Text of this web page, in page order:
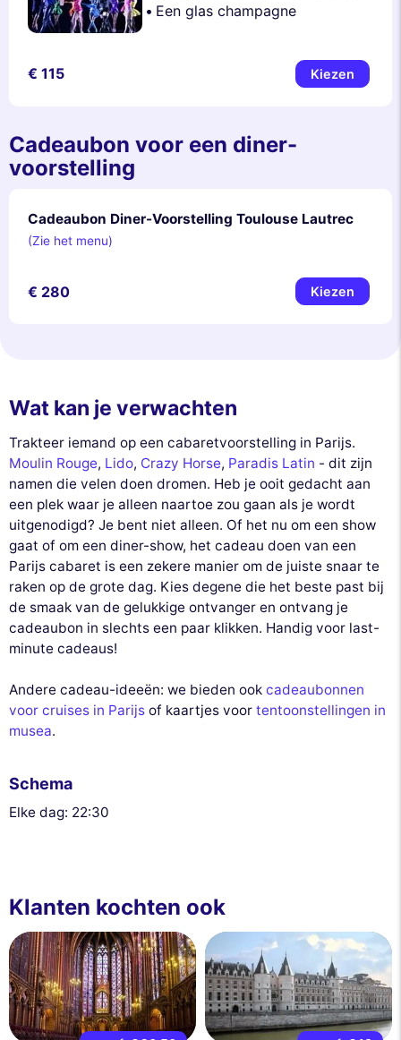
Een glas champagne
€ 115 Kiezen
Cadeaubon voor een diner-
voorstelling
Cadeaubon Diner-Voorstelling Toulouse Lautrec
(Zie het menu)
€ 280 Kiezen
Wat kan je verwachten
Trakteer iemand op een cabaretvoorstelling in Parijs.
Moulin Rouge, Lido, Crazy Horse, Paradis Latin - dit zijn
namen die velen doen dromen. Heb je ooit gedacht aan
een plek waar je alleen naartoe zou gaan als je wordt
uitgenodigd? Je bent niet alleen. Of het nu om een show
gaat of om een diner-show, het cadeau doen van een
Parijs cabaret is een zekere manier om de juiste snaar te
raken op de grote dag. Kies degene die het beste past bij
de smaak van de gelukkige ontvanger en ontvang je
cadeaubon in slechts een paar klikken. Handig voor last-
minute cadeaus!
Andere cadeau-ideeën: we bieden ook cadeaubonnen
voor cruises in Parijs of kaartjes voor tentoonstellingen in
musea.
Schema
Elke dag: 22:30
Klanten kochten ook